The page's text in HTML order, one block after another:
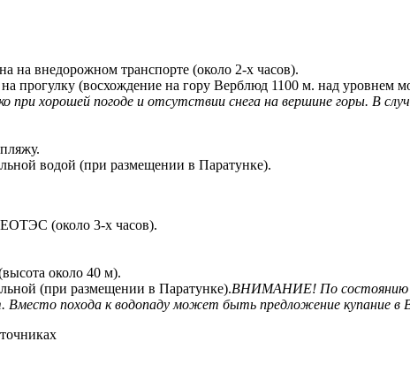
на внедорожном транспорте (около 2-х часов).
прогулку (восхождение на гору Верблюд 1100 м. над уровнем
хорошей погоде и отсутствии снега на вершине горы. В
водой (при размещении в Паратунке).
(около 3-х часов).
около 40 м).
(при размещении в Паратунке).ВНИМАНИЕ! По состоянию
похода к водопаду может быть предложение купание в